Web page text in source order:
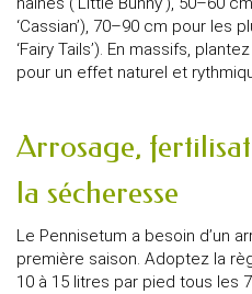
‘Cassian’), 70–90 cm pour les
‘Fairy Tails’). En massifs,
pour un effet naturel et
Arrosage,
la sécheresse
Le Pennisetum a besoin d’un
première saison. Adoptez la
10 à 15 litres par pied tous les